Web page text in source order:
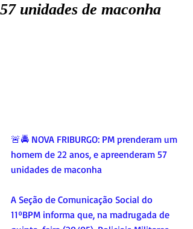
57 unidades de maconha
🚨🚔 NOVA FRIBURGO: PM prenderam um
homem de 22 anos, e apreenderam 57
unidades de maconha
A Seção de Comunicação Social do
11ºBPM informa que, na madrugada de